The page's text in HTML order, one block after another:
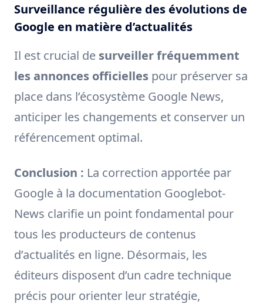
Surveillance régulière des évolutions de
Google en matière d’actualités
Il est crucial de surveiller fréquemment
les annonces officielles pour préserver sa
place dans l’écosystème Google News,
anticiper les changements et conserver un
référencement optimal.
Conclusion : La correction apportée par
Google à la documentation Googlebot-
News clarifie un point fondamental pour
tous les producteurs de contenus
d’actualités en ligne. Désormais, les
éditeurs disposent d’un cadre technique
précis pour orienter leur stratégie,